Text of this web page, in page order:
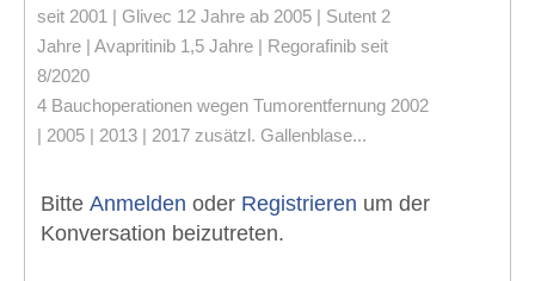
seit 2001 | Glivec 12 Jahre ab 2005 | Sutent 2
Jahre | Avapritinib 1,5 Jahre | Regorafinib seit
8/2020
4 Bauchoperationen wegen Tumorentfernung 2002
| 2005 | 2013 | 2017 zusätzl. Gallenblase...
Bitte Anmelden oder Registrieren um der
Konversation beizutreten.